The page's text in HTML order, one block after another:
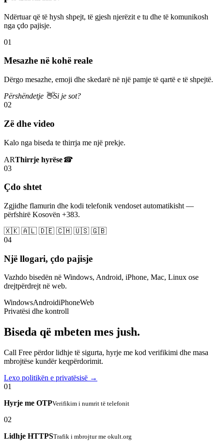
Ndërtuar që të hysh shpejt, të gjesh njerëzit e tu dhe të komunikosh
nga çdo pajisje.
01
Mesazhe në kohë reale
Dërgo mesazhe, emoji dhe skedarë në një pamje të qartë e të shpejtë.
Përshëndetje 👋Si je sot?
02
Zë dhe video
Kalo nga biseda te thirrja me një prekje.
ARThirrje hyrëse☎
03
Çdo shtet
Zgjidhe flamurin dhe kodi telefonik vendoset automatikisht —
përfshirë Kosovën +383.
🇽🇰 🇦🇱 🇩🇪 🇨🇭 🇺🇸 🇬🇧
04
Një llogari, çdo pajisje
Vazhdo bisedën në Windows, Android, iPhone, Mac, Linux ose
drejtpërdrejt në web.
WindowsAndroidiPhoneWeb
Privatësi dhe kontroll
Biseda që mbeten mes jush.
Call Free përdor lidhje të sigurta, hyrje me kod verifikimi dhe masa
mbrojtëse kundër keqpërdorimit.
Lexo politikën e privatësisë →
01
Hyrje me OTPVerifikim i numrit të telefonit
02
Lidhje HTTPSTrafik i mbrojtur me okult.org